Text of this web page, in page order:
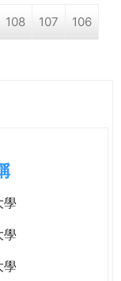
108 107 106
學
學
學